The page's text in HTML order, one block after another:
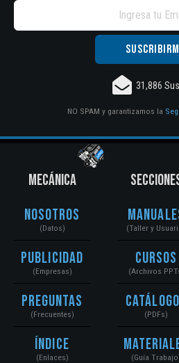
31,886
NO SPAM y garantizamos la
MECÁNICA
Nosotros
(Datos)
Publicidad
(Empresas)
Preguntas
(Frecuentes)
Índice
(Enlaces)
(Taller y
Cursos
(Archivos
(PDFs)
(Guía